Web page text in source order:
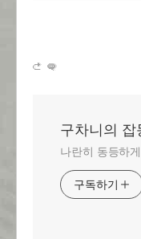
구차니의 잡
나란히 동등하
구독하기